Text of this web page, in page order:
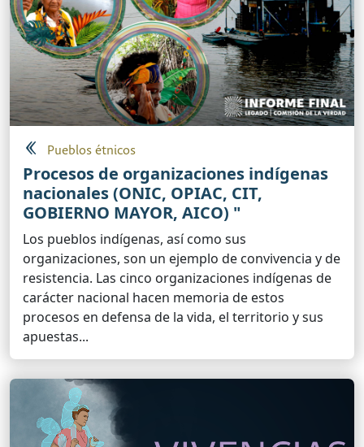
Pueblos étnicos
Procesos de organizaciones indígenas
nacionales (ONIC, OPIAC, CIT,
GOBIERNO MAYOR, AICO) "
Los pueblos indígenas, así como sus
organizaciones, son un ejemplo de convivencia y de
resistencia. Las cinco organizaciones indígenas de
carácter nacional hacen memoria de estos
procesos en defensa de la vida, el territorio y sus
apuestas...